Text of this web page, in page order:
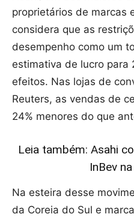
proprietários de marcas
considera que as
desempenho como um
estimativa de lucro para
efeitos. Nas lojas de
Reuters, as vendas de
24% menores do que
Leia também: Asahi
InBev
Na esteira desse
da Coreia do Sul e